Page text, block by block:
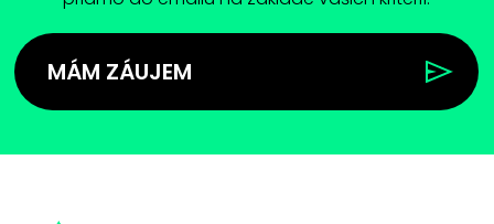
MÁM ZÁUJEM